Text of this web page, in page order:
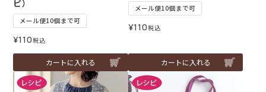
ピ）
メール便10個まで可
¥110税込
カートに入れる
メール便10個まで可
¥110税込
カートに入れる